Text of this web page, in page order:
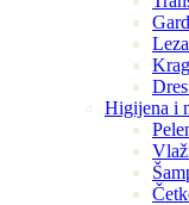
Higijena i